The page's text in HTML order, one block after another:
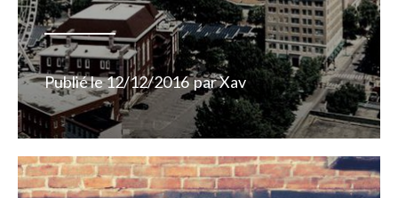
Publié le12/12/2016 parXav